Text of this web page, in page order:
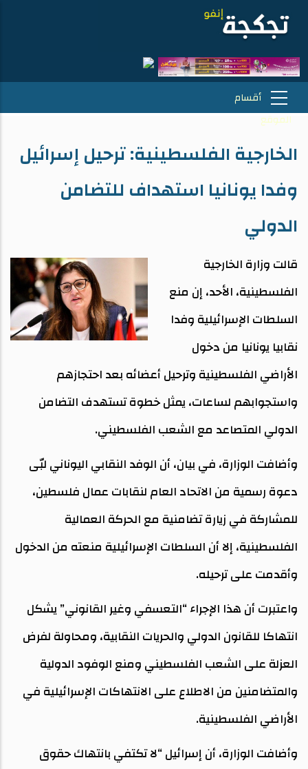
الخارجية الفلسطينية: ترحيل إسرائيل
وفدا يونانيا استهداف للتضامن
الدولي
قالت وزارة الخارجية
الفلسطينية، الأحد، إن منع
السلطات الإسرائيلية وفدا
نقابيا يونانيا من دخول
الأراضي الفلسطينية وترحيل أعضائه بعد احتجازهم
واستجوابهم لساعات، يمثل خطوة تستهدف التضامن
الدولي المتصاعد مع الشعب الفلسطيني.
وأضافت الوزارة، في بيان، أن الوفد النقابي اليوناني لبّى
دعوة رسمية من الاتحاد العام لنقابات عمال فلسطين،
للمشاركة في زيارة تضامنية مع الحركة العمالية
الفلسطينية، إلا أن السلطات الإسرائيلية منعته من الدخول
وأقدمت على ترحيله.
واعتبرت أن هذا الإجراء “التعسفي وغير القانوني” يشكل
انتهاكا للقانون الدولي والحريات النقابية، ومحاولة لفرض
العزلة على الشعب الفلسطيني ومنع الوفود الدولية
والمتضامنين من الاطلاع على الانتهاكات الإسرائيلية في
الأراضي الفلسطينية.
وأضافت الوزارة، أن إسرائيل “لا تكتفي بانتهاك حقوق